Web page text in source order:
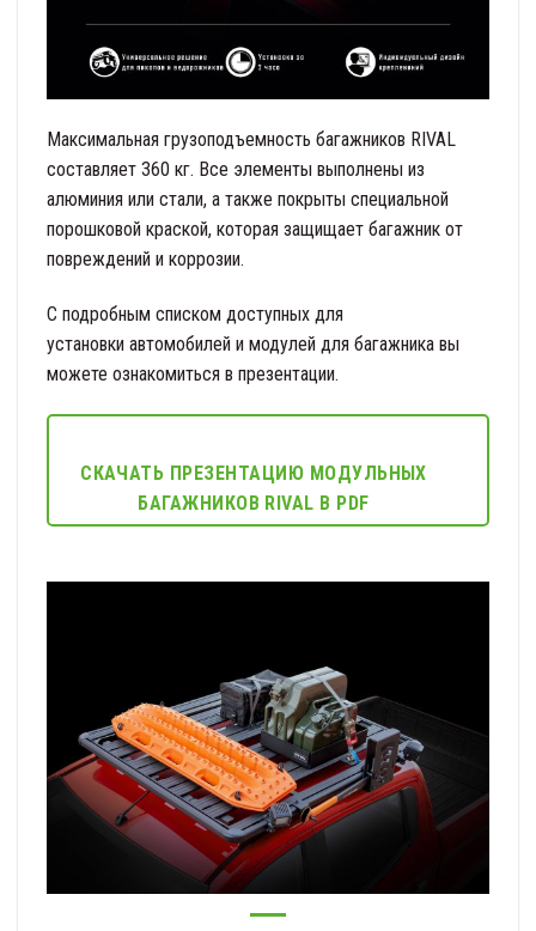
Максимальная грузоподъемность багажников RIVAL
составляет 360 кг. Все элементы выполнены из
алюминия или стали, а также покрыты специальной
порошковой краской, которая защищает багажник от
повреждений и коррозии.
С подробным списком доступных для
установки автомобилей и модулей для багажника вы
можете ознакомиться в презентации.
СКАЧАТЬ ПРЕЗЕНТАЦИЮ МОДУЛЬНЫХ
БАГАЖНИКОВ RIVAL В PDF